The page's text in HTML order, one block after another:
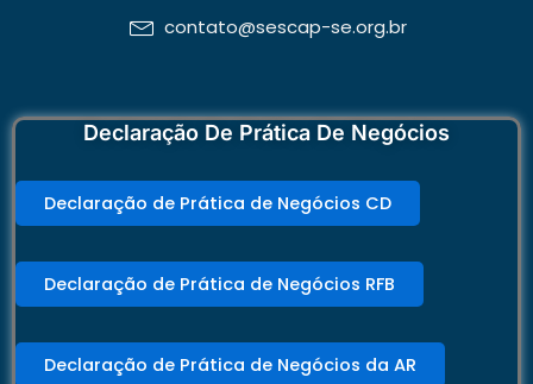
contato@sescap-se.org.br
Declaração De Prática De Negócios
Declaração de Prática de Negócios CD
Declaração de Prática de Negócios RFB
Declaração de Prática de Negócios da AR